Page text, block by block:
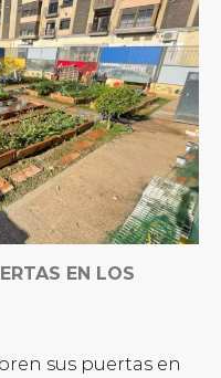
EN LOS
sus puertas en